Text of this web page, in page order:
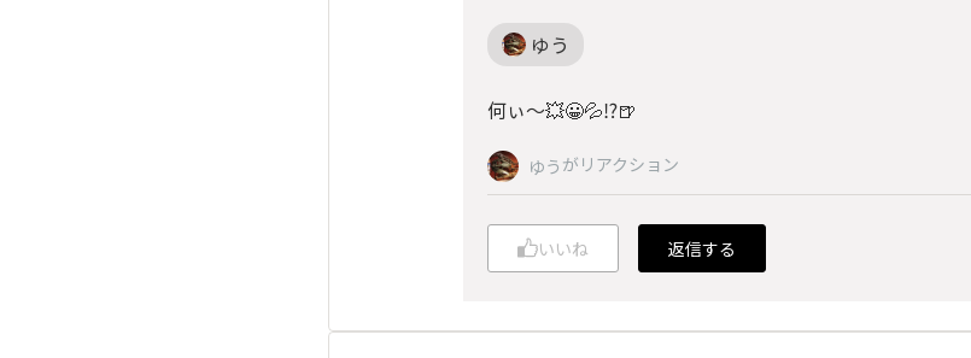
ゆう
何ぃ〜💥😀💦⁉️🍺
ゆう がリアクション
いいね 返信する